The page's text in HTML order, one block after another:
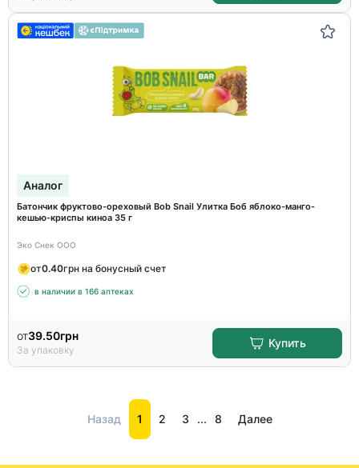
Аналог
Батончик фруктово-ореховый Bob Snail Улитка Боб яблоко-манго-
кешью-криспы киноа 35 г
Эко Снек ООО
от0.40грн на бонусный счет
в наличии в 166 аптеках
от39.50грн
За упаковку
Купить
Назад 1 2 3 ... 8 Далее